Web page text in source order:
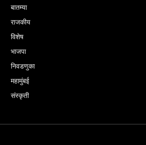
बातम्या
राजकीय
विशेष
भाजपा
निवडणुका
महामुंबई
संस्कृती